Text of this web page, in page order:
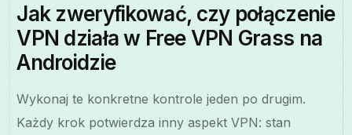
Jak zweryfikować, czy połączenie
VPN działa w Free VPN Grass na
Androidzie
Wykonaj te konkretne kontrole jeden po drugim.
Każdy krok potwierdza inny aspekt VPN: stan